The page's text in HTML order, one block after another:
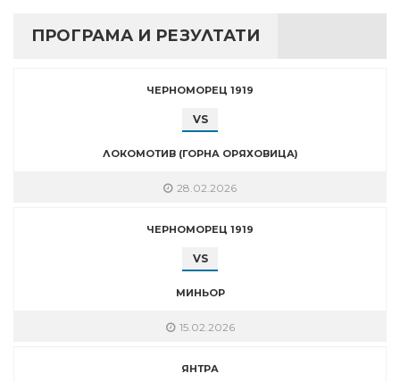
ПРОГРАМА И РЕЗУЛТАТИ
ЧЕРНОМОРЕЦ 1919
VS
ЛОКОМОТИВ (ГОРНА ОРЯХОВИЦА)
28.02.2026
ЧЕРНОМОРЕЦ 1919
VS
МИНЬОР
15.02.2026
ЯНТРА